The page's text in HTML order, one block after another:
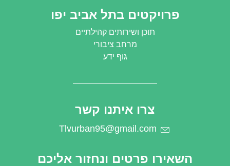
פרויקטים בתל אביב יפו
תוכן ושירותים קהילתיים
מרחב ציבורי
גוף ידע
צרו איתנו קשר
Tlvurban95@gmail.com
השאירו פרטים ונחזור אליכם